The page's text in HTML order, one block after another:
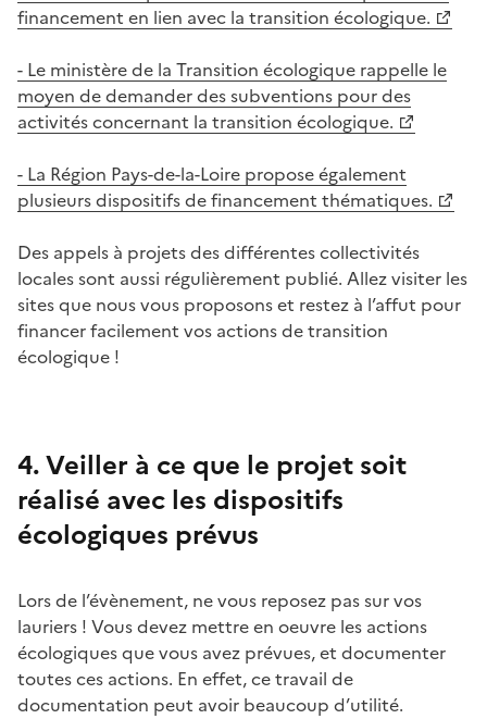
financement en lien avec la transition écologique.
- Le ministère de la Transition écologique rappelle le
moyen de demander des subventions pour des
activités concernant la transition écologique.
- La Région Pays-de-la-Loire propose également
plusieurs dispositifs de financement thématiques.
Des appels à projets des différentes collectivités
locales sont aussi régulièrement publié. Allez visiter les
sites que nous vous proposons et restez à l’affut pour
financer facilement vos actions de transition
écologique !
4. Veiller à ce que le projet soit
réalisé avec les dispositifs
écologiques prévus
Lors de l’évènement, ne vous reposez pas sur vos
lauriers ! Vous devez mettre en oeuvre les actions
écologiques que vous avez prévues, et documenter
toutes ces actions. En effet, ce travail de
documentation peut avoir beaucoup d’utilité.